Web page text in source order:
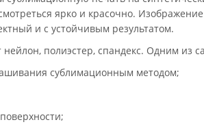
ярко и красочно.
и с устойчивым результатом.
полиэстер, спандекс. Одним из
сублимационным методом;